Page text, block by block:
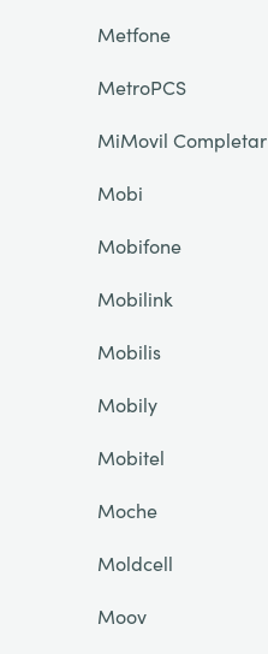
Metfone
MetroPCS
MiMovil Completar
Mobi
Mobifone
Mobilink
Mobilis
Mobily
Mobitel
Moche
Moldcell
Moov